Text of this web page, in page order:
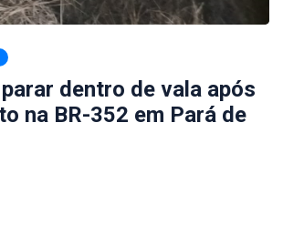
dentro de vala após
na BR-352 em Pará de